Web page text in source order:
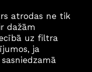
atrodas ne tik
dažām
uz filtra
ja